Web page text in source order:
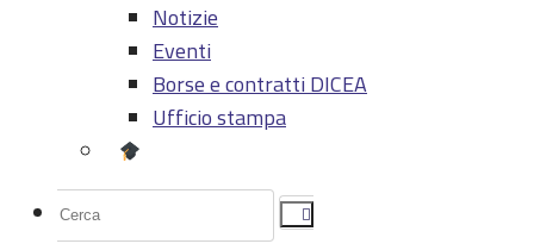
Notizie
Eventi
Borse e contratti DICEA
Ufficio stampa